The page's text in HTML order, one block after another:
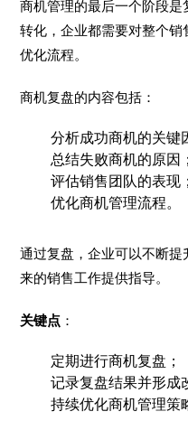
商机管理的最后一个阶段
转化，企业都需要对整个
优化流程。
商机复盘的内容包括：
分析成功商机的关键
总结失败商机的原因；
评估销售团队的表现；
优化商机管理流程。
通过复盘，企业可以不断
来的销售工作提供指导。
关键点 ：
定期进行商机复盘；
记录复盘结果并形成
持续优化商机管理策